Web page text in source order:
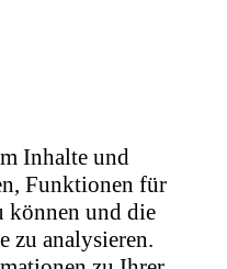
Inhalte und
Funktionen für
können und die
zu analysieren.